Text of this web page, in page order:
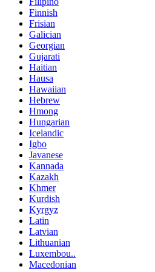
Finnish
Frisian
Galician
Georgian
Gujarati
Haitian
Hausa
Hawaiian
Hebrew
Hmong
Hungarian
Icelandic
Igbo
Javanese
Kannada
Kazakh
Khmer
Kurdish
Kyrgyz
Latin
Latvian
Lithuanian
Luxembou..
Macedonian